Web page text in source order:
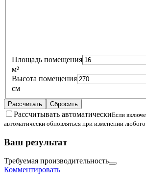
Площадь помещения
м²
Высота помещения
см
Рассчитать Сбросить
Рассчитывать автоматическиЕсли
автоматически обновляться при изменении любого
Ваш результат
Требуемая производительность
Комментировать